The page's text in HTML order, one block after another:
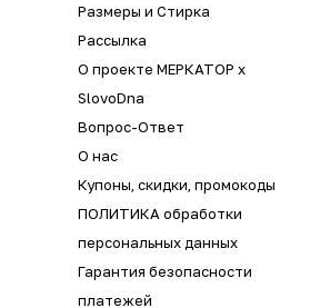
Размеры и Стирка
Рассылка
О проекте МЕРКАТОР x
SlovoDna
Вопрос-Ответ
О нас
Купоны, скидки, промокоды
ПОЛИТИКА обработки
персональных данных
Гарантия безопасности
платежей